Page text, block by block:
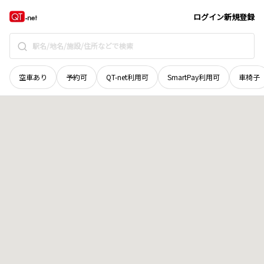
ログイン新規登録
空車あり 予約可 QT-net利用可 SmartPay利用可 車椅子
北海道